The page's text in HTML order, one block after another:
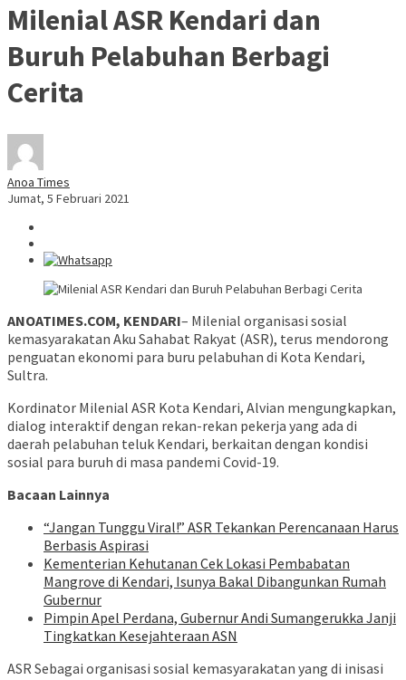
Milenial ASR Kendari dan
Buruh Pelabuhan Berbagi
Cerita
Anoa Times
Jumat, 5 Februari 2021
ANOATIMES.COM, KENDARI– Milenial organisasi sosial
kemasyarakatan Aku Sahabat Rakyat (ASR), terus mendorong
penguatan ekonomi para buru pelabuhan di Kota Kendari,
Sultra.
Kordinator Milenial ASR Kota Kendari, Alvian mengungkapkan,
dialog interaktif dengan rekan-rekan pekerja yang ada di
daerah pelabuhan teluk Kendari, berkaitan dengan kondisi
sosial para buruh di masa pandemi Covid-19.
Bacaan Lainnya
“Jangan Tunggu Viral!” ASR Tekankan Perencanaan Harus
Berbasis Aspirasi
Kementerian Kehutanan Cek Lokasi Pembabatan
Mangrove di Kendari, Isunya Bakal Dibangunkan Rumah
Gubernur
Pimpin Apel Perdana, Gubernur Andi Sumangerukka Janji
Tingkatkan Kesejahteraan ASN
ASR Sebagai organisasi sosial kemasyarakatan yang di inisasi